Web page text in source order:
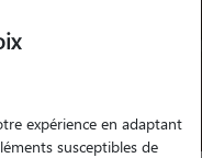
?
expérience en adaptant
susceptibles de